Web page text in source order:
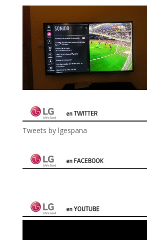
Tweets by lgespana